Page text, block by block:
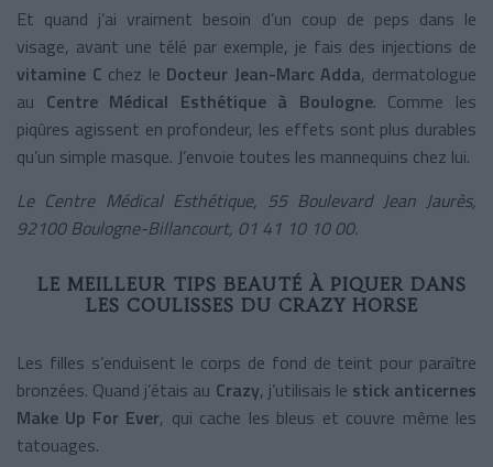
Et quand j’ai vraiment besoin d’un coup de peps dans le
visage, avant une télé par exemple, je fais des injections de
vitamine C chez le Docteur Jean-Marc Adda, dermatologue
au Centre Médical Esthétique à Boulogne. Comme les
piqûres agissent en profondeur, les effets sont plus durables
qu’un simple masque. J’envoie toutes les mannequins chez lui.
Le Centre Médical Esthétique, 55 Boulevard Jean Jaurès,
92100 Boulogne-Billancourt, 01 41 10 10 00.
LE MEILLEUR TIPS BEAUTÉ À PIQUER DANS
LES COULISSES DU CRAZY HORSE
Les filles s’enduisent le corps de fond de teint pour paraître
bronzées. Quand j’étais au Crazy, j’utilisais le stick anticernes
Make Up For Ever, qui cache les bleus et couvre même les
tatouages.